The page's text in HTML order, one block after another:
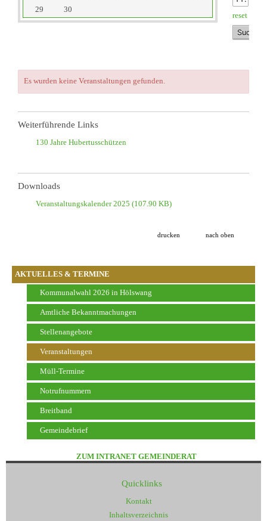
AKTUELLES & TERMINE
Kommunalwahl 2026 in Hölswang
Amtliche Bekanntmachungen
Stellenangebote
Veranstaltungen
Müll-Termine
Notrufnummern
Breitband
Gemeindebrief
29
30
reset
Es wurden keine Veranstaltungen gefunden.
Weiterführende Links
130 Jahre Hubertusschützen
Downloads
Veranstaltungskalender 2025 (107.90 KB)
drucken nach oben
ZUM INTRANET GEMEINDERAT
Quicklinks
Kontakt
Inhaltsverzeichnis